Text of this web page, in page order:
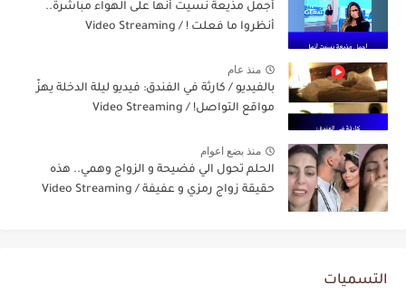
أجمل مذيعة نسيت أنها على الهواء مباشرة..
أنظروا ما فعلت ! / Video Streaming
منذ عام
بالفيديو / كارثة في الفندق: فيديو ليلة الدخلة يهزّ
مواقع التواصل! / Video Streaming
منذ بضع اعوام
الحلم تحول الي فضيحة و الزواج وهمي.. هذه
حقيقة زواج رمزي و عفيفة / Video Streaming
التسميات